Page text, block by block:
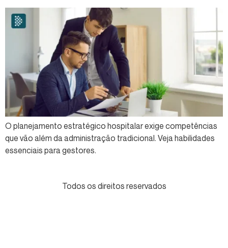
O planejamento estratégico hospitalar exige competências
que vão além da administração tradicional. Veja habilidades
essenciais para gestores.
Todos os direitos reservados